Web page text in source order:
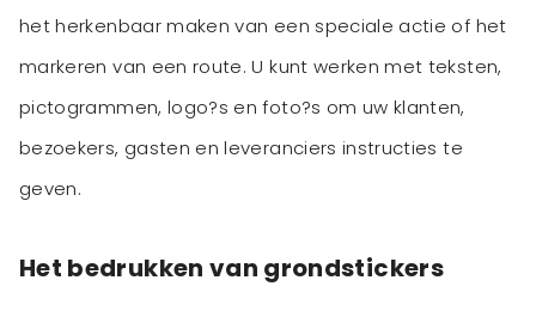
het herkenbaar maken van een speciale actie of het
markeren van een route. U kunt werken met teksten,
pictogrammen, logo?s en foto?s om uw klanten,
bezoekers, gasten en leveranciers instructies te
Het bedrukken van grondstickers